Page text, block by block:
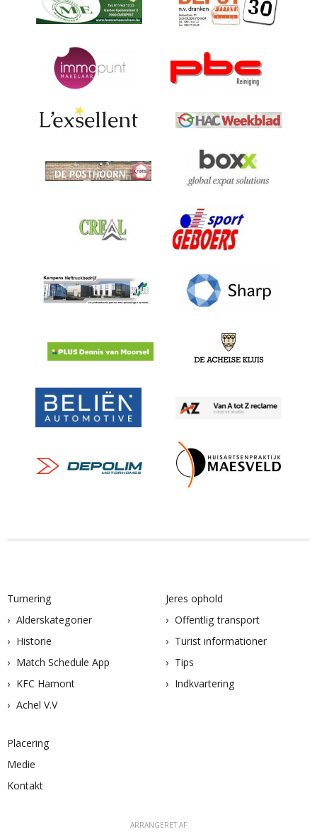
Turnering
Alderskategorier
Historie
Match Schedule App
KFC Hamont
Achel V.V
Jeres ophold
Offentlig transport
Turist informationer
Tips
Indkvartering
Placering
Medie
Kontakt
ARRANGERET AF